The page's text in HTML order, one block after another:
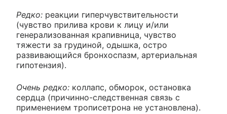
Редко: реакции гиперчувствительности
(чувство прилива крови к лицу и/или
генерализованная крапивница, чувство
тяжести за грудиной, одышка, остро
развивающийся бронхоспазм, артериальная
гипотензия).
Очень редко: коллапс, обморок, остановка
сердца (причинно-следственная связь с
применением трописетрона не установлена).